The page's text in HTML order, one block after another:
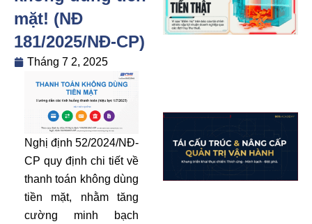
mặt! (NĐ
181/2025/NĐ-CP)
Tháng 7 2, 2025
Nghị định 52/2024/NĐ-
CP quy định chi tiết về
thanh toán không dùng
tiền mặt, nhằm tăng
cường minh bạch